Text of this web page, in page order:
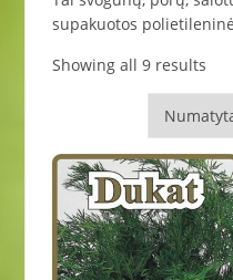
supakuotos
Showing all 9 results